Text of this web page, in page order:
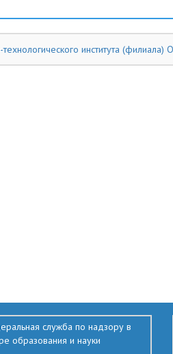
института (филиала)
служба по надзору в
образования и науки